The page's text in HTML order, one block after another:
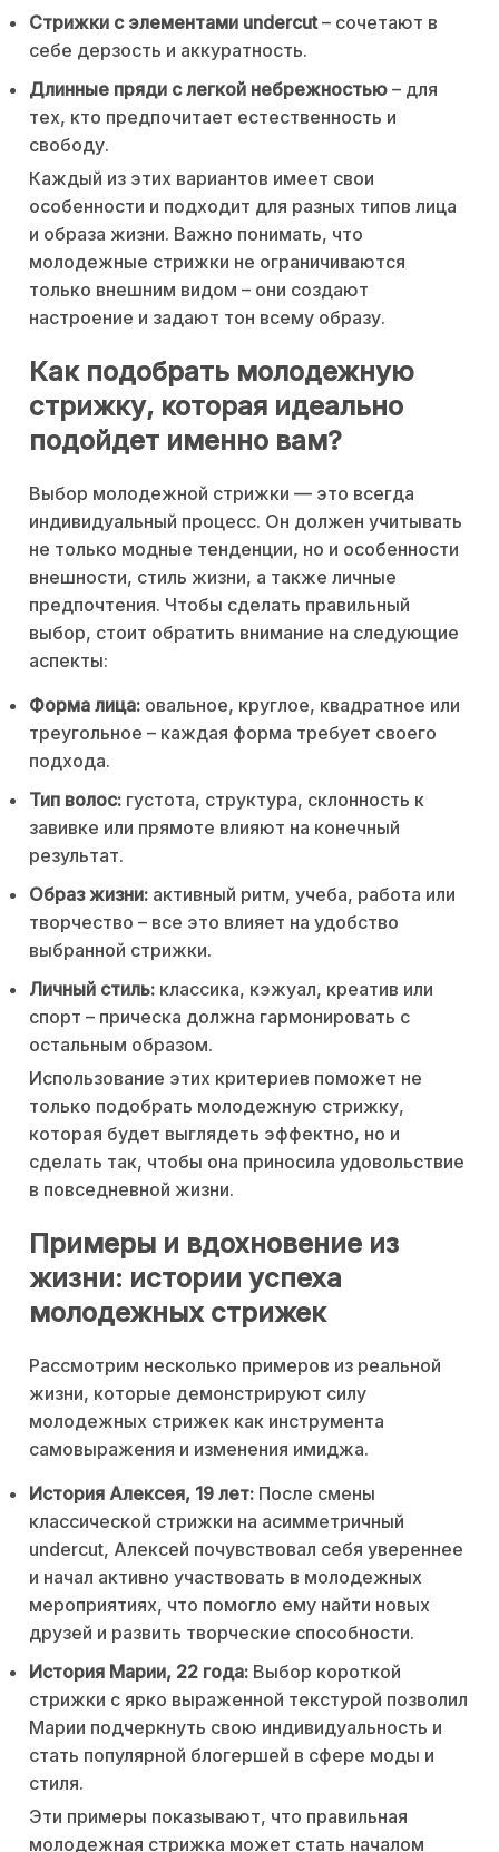
Стрижки с элементами undercut– сочетают в
себе дерзость и аккуратность.
Длинные пряди с легкой небрежностью – для
тех, кто предпочитает естественность и
свободу.
Каждый из этих вариантов имеет свои
особенности и подходит для разных типов лица
и образа жизни. Важно понимать, что
молодежные стрижки не ограничиваются
только внешним видом – они создают
настроение и задают тон всему образу.
Как подобрать молодежную
стрижку, которая идеально
подойдет именно вам?
Выбор молодежной стрижки — это всегда
индивидуальный процесс. Он должен учитывать
не только модные тенденции, но и особенности
внешности, стиль жизни, а также личные
предпочтения. Чтобы сделать правильный
выбор, стоит обратить внимание на следующие
аспекты:
Форма лица: овальное, круглое, квадратное или
треугольное – каждая форма требует своего
подхода.
Тип волос: густота, структура, склонность к
завивке или прямоте влияют на конечный
результат.
Образ жизни: активный ритм, учеба, работа или
творчество – все это влияет на удобство
выбранной стрижки.
Личный стиль: классика, кэжуал, креатив или
спорт – прическа должна гармонировать с
остальным образом.
Использование этих критериев поможет не
только подобрать молодежную стрижку,
которая будет выглядеть эффектно, но и
сделать так, чтобы она приносила удовольствие
в повседневной жизни.
Примеры и вдохновение из
жизни: истории успеха
молодежных стрижек
Рассмотрим несколько примеров из реальной
жизни, которые демонстрируют силу
молодежных стрижек как инструмента
самовыражения и изменения имиджа.
История Алексея, 19 лет: После смены
классической стрижки на асимметричный
undercut, Алексей почувствовал себя увереннее
и начал активно участвовать в молодежных
мероприятиях, что помогло ему найти новых
друзей и развить творческие способности.
История Марии, 22 года: Выбор короткой
стрижки с ярко выраженной текстурой позволил
Марии подчеркнуть свою индивидуальность и
стать популярной блогершей в сфере моды и
стиля.
Эти примеры показывают, что правильная
молодежная стрижка может стать началом